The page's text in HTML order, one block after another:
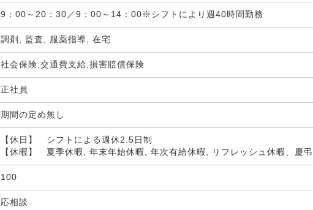
9：00～20：30／9：00～14：00※シフトにより週40時間勤務
調剤, 監査, 服薬指導, 在宅
社会保険,交通費支給,損害賠償保険
正社員
期間の定め無し
【休日】 シフトによる週休2.5日制
【休暇】 夏季休暇, 年末年始休暇, 年次有給休暇, リフレッシュ休暇、慶
100
応相談